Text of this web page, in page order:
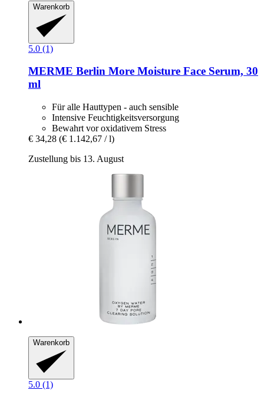
Warenkorb
5.0 (1)
MERME Berlin More Moisture Face Serum, 30
ml
Für alle Hauttypen - auch sensible
Intensive Feuchtigkeitsversorgung
Bewahrt vor oxidativem Stress
€ 34,28 (€ 1.142,67 / l)
Zustellung bis 13. August
Warenkorb
5.0 (1)